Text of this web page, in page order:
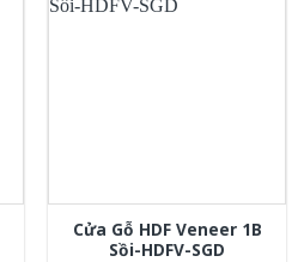
Cửa Gỗ HDF Veneer 1B
Sồi-HDFV-SGD